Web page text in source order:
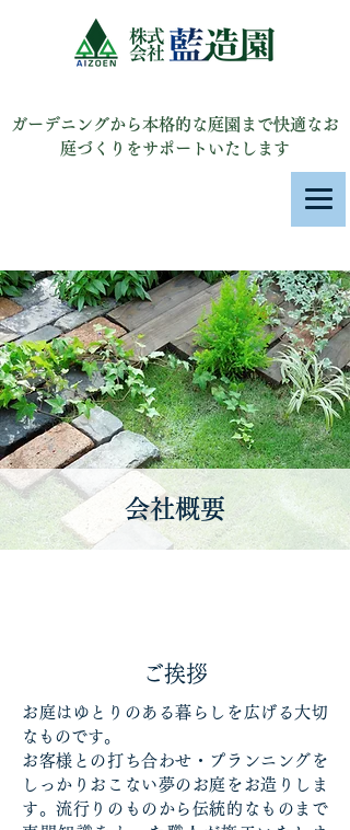
ガーデニングから本格的な庭園まで快適なお
庭づくりをサポートいたします
会社概要
ご挨拶
お庭はゆとりのある暮らしを広げる大切
なものです。
お客様との打ち合わせ・プランニングを
しっかりおこない夢のお庭をお造りしま
す。流行りのものから伝統的なものまで